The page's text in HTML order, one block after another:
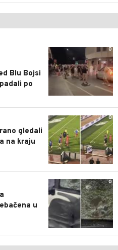
0
Blu Bojsi
po
0
gledali
na kraju
0
u